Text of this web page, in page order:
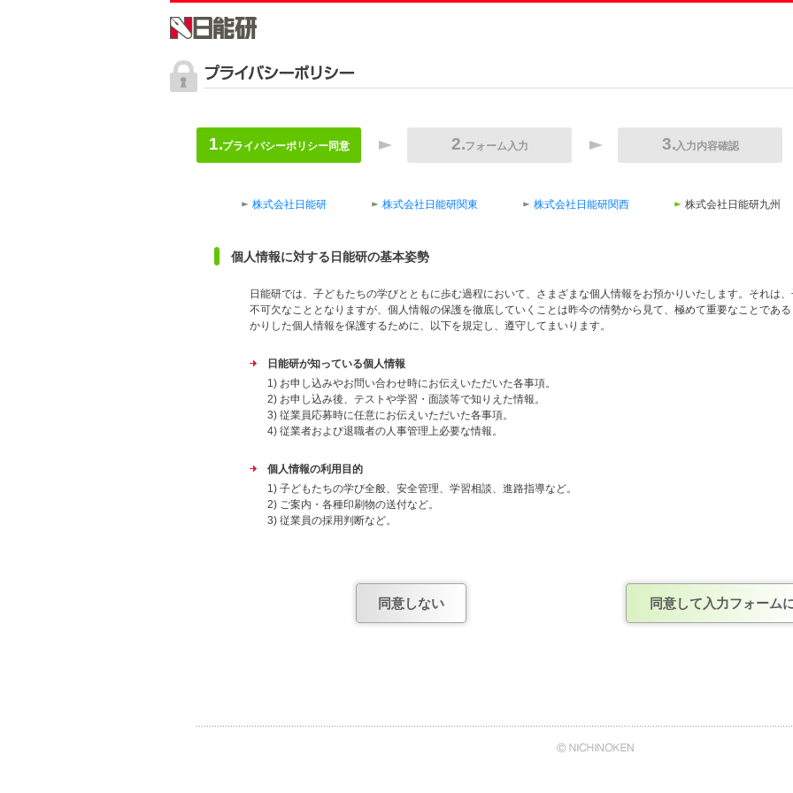
プライバシーポリシー同意 フォーム入力 入力内容確認
株式会社日能研 株式会社日能研関東 株式会社日能研関西 株式会社日能研九州
個人情報に対する日能研の基本姿勢
日能研では、子どもたちの学びとともに歩む過程において、さまざまな個人情報をお預かりいたします。それは
不可欠なこととなりますが、個人情報の保護を徹底していくことは昨今の情勢から見て、極めて重要なことであ
かりした個人情報を保護するために、以下を規定し、遵守してまいります。
日能研が知っている個人情報
1) お申し込みやお問い合わせ時にお伝えいただいた各事項。
2) お申し込み後、テストや学習・面談等で知りえた情報。
3) 従業員応募時に任意にお伝えいただいた各事項。
4) 従業者および退職者の人事管理上必要な情報。
個人情報の利用目的
1) 子どもたちの学び全般、安全管理、学習相談、進路指導など。
2) ご案内・各種印刷物の送付など。
3) 従業員の採用判断など。
個人情報保護について安全確認がとれ、正式に契約を結んだ企業。
当社への個人情報の提出はあくまで任意のものですが、情報を提出いただけない場合は、今後の当社からの
日能研グループ（株式会社日能研・株式会社日能研関東・株式会社日能研関西・株式会社日能研九州・株式会
同意しない 同意して入力フォーム